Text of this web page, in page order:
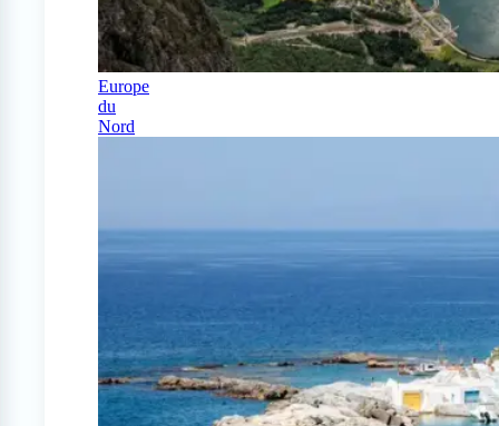
Europe
du
Nord